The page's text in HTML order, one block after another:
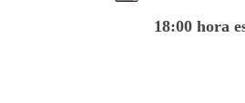
18:00 hora